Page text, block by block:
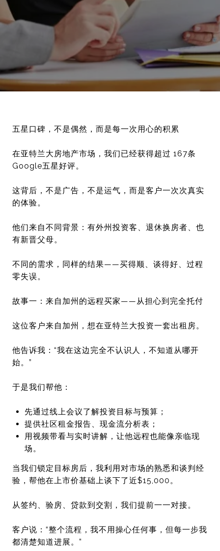
五星口碑，不是偶然，而是每一次用心的积累
在亚特兰大房地产市场，我们已经获得超过 167条
Google五星好评。
这背后，不是广告，不是运气，而是客户一次次真实
的体验。
他们来自不同背景：有外州投资客、退休换房者、也
有新晋父母。
不同的需求，同样的结果——买得顺、谈得好、过程
零失误。
故事一：来自加州的远程买家——从担心到完全托付
这位客户来自加州，想在亚特兰大投资一套出租房。
他告诉我：“我在这边完全不认识人，不知道从哪开
始。”
于是我们帮他：
先通过线上会议了解投资目标与预算；
提供社区租金报告、现金流分析表；
用视频带看与实时讲解，让他远程也能像亲临现
场。
当我们锁定目标房后，我利用对市场的熟悉和谈判经
验， 帮他在上市价基础上谈下了近$15,000。
从签约、验房、贷款到交割，我们提前一一对接。
客户说：“整个流程，我不用操心任何事， 但每一步我
都清楚知道进展。”